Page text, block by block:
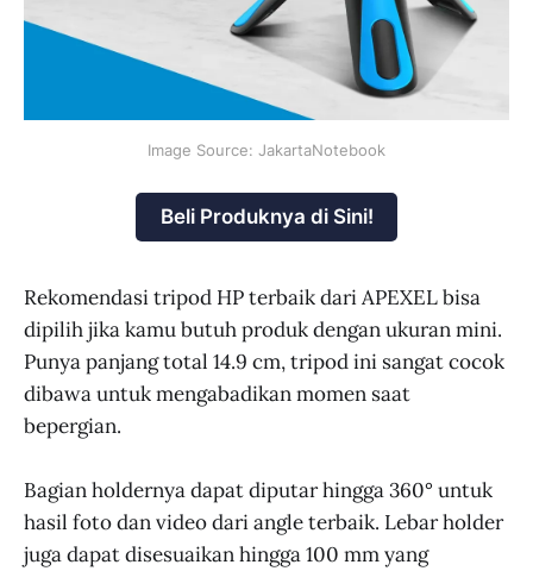
Image Source: JakartaNotebook
Beli Produknya di Sini!
Rekomendasi tripod HP terbaik dari APEXEL bisa
dipilih jika kamu butuh produk dengan ukuran mini.
Punya panjang total 14.9 cm, tripod ini sangat cocok
dibawa untuk mengabadikan momen saat
bepergian.
Bagian holdernya dapat diputar hingga 360° untuk
hasil foto dan video dari angle terbaik. Lebar holder
juga dapat disesuaikan hingga 100 mm yang